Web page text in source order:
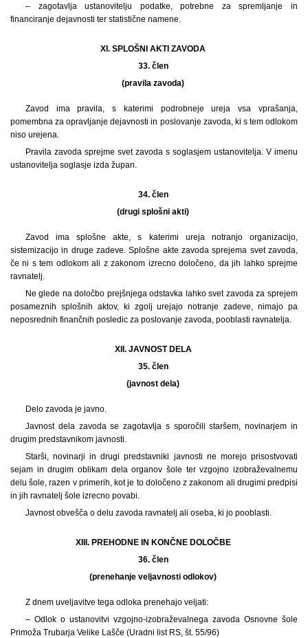
– zagotavlja ustanovitelju podatke, potrebne za spremljanje in
financiranje dejavnosti ter statistične namene.
XI. SPLOŠNI AKTI ZAVODA
33. člen
(pravila zavoda)
Zavod ima pravila, s katerimi podrobneje ureja vsa vprašanja,
pomembna za opravljanje dejavnosti in poslovanje zavoda, ki s tem odlokom
niso urejena.
Pravila zavoda sprejme svet zavoda s soglasjem ustanovitelja. V imenu
ustanovitelja soglasje izda župan.
34. člen
(drugi splošni akti)
Zavod ima splošne akte, s katerimi ureja notranjo organizacijo,
sistemizacijo in druge zadeve. Splošne akte zavoda sprejema svet zavoda,
če ni s tem odlokom ali z zakonom izrecno določeno, da jih lahko sprejme
ravnatelj.
Ne glede na določbo prejšnjega odstavka lahko svet zavoda za sprejem
posameznih splošnih aktov, ki zgolj urejajo notranje zadeve, nimajo pa
neposrednih finančnih posledic za poslovanje zavoda, pooblasti ravnatelja.
XII. JAVNOST DELA
35. člen
(javnost dela)
Delo zavoda je javno.
Javnost dela zavoda se zagotavlja s sporočili staršem, novinarjem in
drugim predstavnikom javnosti.
Starši, novinarji in drugi predstavniki javnosti ne morejo prisostvovati
sejam in drugim oblikam dela organov šole ter vzgojno izobraževalnemu
delu šole, razen v primerih, kot je to določeno z zakonom ali drugimi predpisi
in jih ravnatelj šole izrecno povabi.
Javnost obvešča o delu zavoda ravnatelj ali oseba, ki jo pooblasti.
XIII. PREHODNE IN KONČNE DOLOČBE
36. člen
(prenehanje veljavnosti odlokov)
Z dnem uveljavitve tega odloka prenehajo veljati:
– Odlok o ustanovitvi vzgojno-izobraževalnega zavoda Osnovne šole
Primoža Trubarja Velike Lašče (Uradni list RS, št. 55/96)